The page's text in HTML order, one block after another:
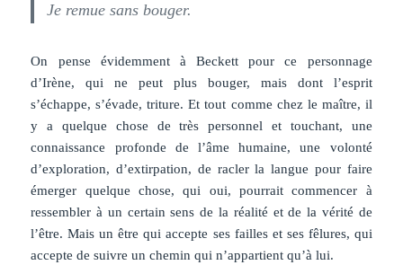
Je remue sans bouger.
On pense évidemment à Beckett pour ce personnage
d’Irène, qui ne peut plus bouger, mais dont l’esprit
s’échappe, s’évade, triture. Et tout comme chez le maître, il
y a quelque chose de très personnel et touchant, une
connaissance profonde de l’âme humaine, une volonté
d’exploration, d’extirpation, de racler la langue pour faire
émerger quelque chose, qui oui, pourrait commencer à
ressembler à un certain sens de la réalité et de la vérité de
l’être. Mais un être qui accepte ses failles et ses fêlures, qui
accepte de suivre un chemin qui n’appartient qu’à lui.